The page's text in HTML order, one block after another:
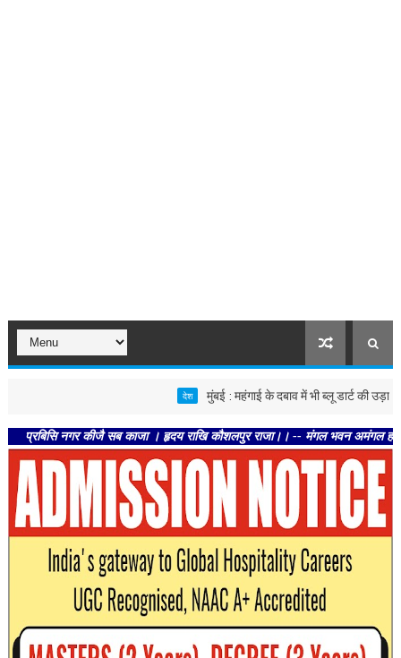
मुंबई : महंगाई के दबाव में भी ब्लू डार्ट की उड़ान,
नगर कीजै सब काजा । हृदय राखि कौशलपुर राजा।। -- मंगल भवन अमंगल हारी।